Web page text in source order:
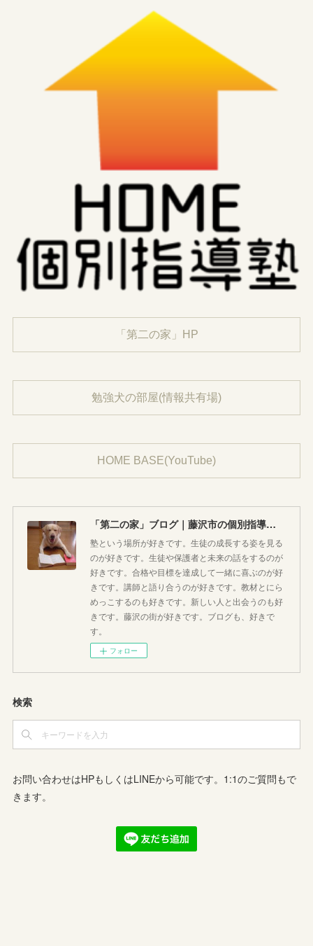
「第二の家」HP
勉強犬の部屋(情報共有場)
HOME BASE(YouTube)
「第二の家」ブログ｜藤沢市の個別指導塾のお話
塾という場所が好きです。生徒の成長する姿を見る
のが好きです。生徒や保護者と未来の話をするのが
好きです。合格や目標を達成して一緒に喜ぶのが好
きです。講師と語り合うのが好きです。教材とにら
めっこするのも好きです。新しい人と出会うのも好
きです。藤沢の街が好きです。ブログも、好きで
す。
フォロー
検索
お問い合わせはHPもしくはLINEから可能です。1:1のご質問もで
きます。